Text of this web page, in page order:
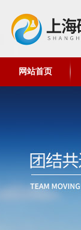
网站首页